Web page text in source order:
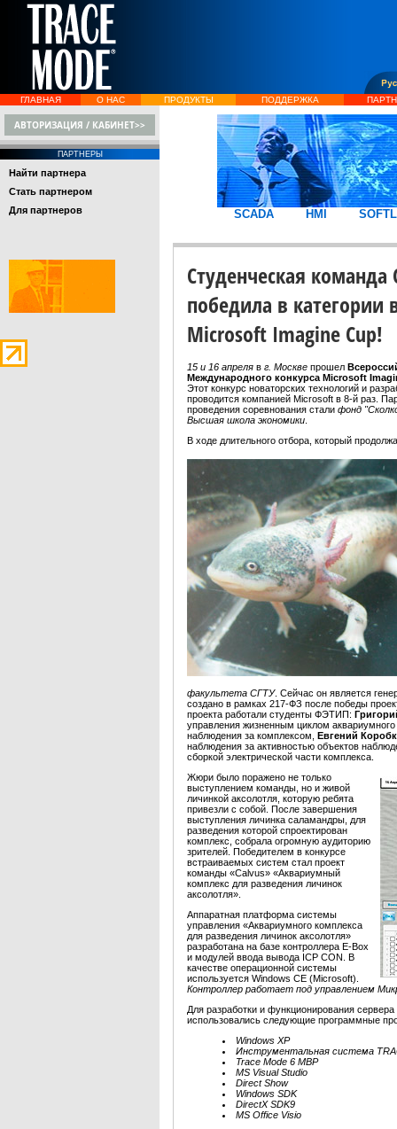
ГЛАВНАЯ О НАС ПРОДУКТЫ ПОДДЕРЖКА
АВТОРИЗАЦИЯ / КАБИНЕТ>>
ПАРТНЕРЫ
Найти партнера
Стать партнером
Для партнеров
SCADA HMI
Студенческая команда
победила в категории
Microsoft Imagine Cup!
15 и 16 апреля в г. Москве прошел
Международного конкурса Microsoft
Этот конкурс новаторских технологий и
проводится компанией Microsoft в 8-й раз.
проведения соревнования стали фонд
Высшая школа экономики
В ходе длительного отбора, который
факультета СГТУ. Сейчас он является
создано в рамках 217-ФЗ после победы
проекта работали студенты ФЭТИП:
управления жизненным циклом
наблюдения за комплексом, Евгений
наблюдения за активностью объектов
сборкой электрической части комплекса.
Жюри было поражено не только
выступлением команды, но и живой
личинкой аксолотля, которую ребята
привезли с собой. После завершения
выступления личинка саламандры, для
разведения которой спроектирован
комплекс, собрала огромную аудиторию
зрителей. Победителем в конкурсе
встраиваемых систем стал проект
команды «Calvus» «Аквариумный
комплекс для разведения личинок
аксолотля».
Аппаратная платформа системы
управления «Аквариумного комплекса
для разведения личинок аксолотля»
разработана на базе контроллера E-Box
и модулей ввода вывода ICP CON. В
качестве операционной системы
используется Windows CE (Microsoft).
Контроллер работает под управлением
Для разработки и функционирования
использовались следующие программные
Windows XP
Инструментальная система
Trace Mode 6 МВР
MS Visual Studio
Direct Show
Windows SDK
DirectX SDK9
MS Office Visio